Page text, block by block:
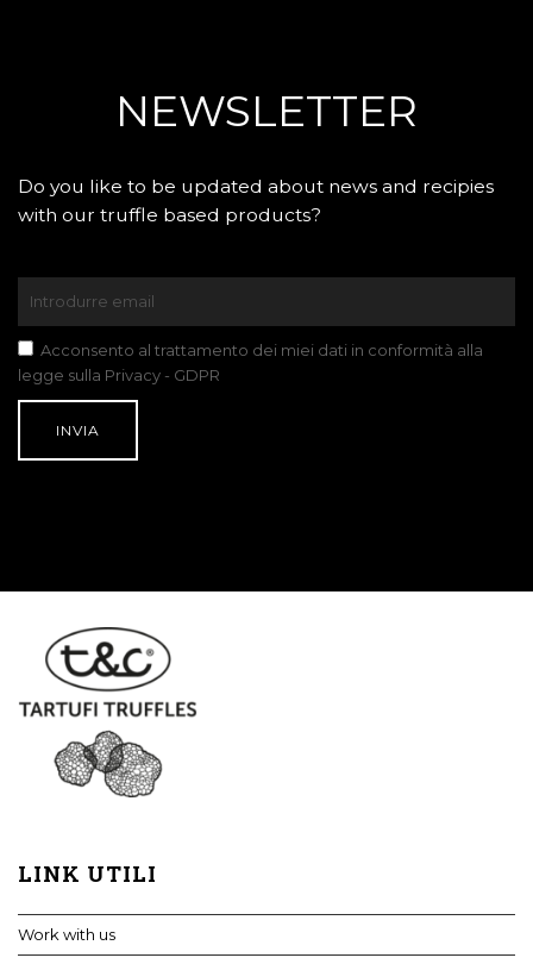
NEWSLETTER
Do you like to be updated about news and recipies
with our truffle based products?
Acconsento al trattamento dei miei dati in conformità alla
legge sulla Privacy - GDPR
LINK UTILI
Work with us